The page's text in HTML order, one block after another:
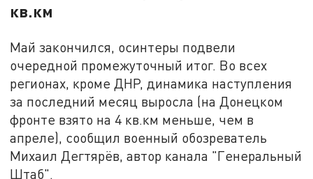
кв.км
Май закончился, осинтеры подвели
очередной промежуточный итог. Во всех
регионах, кроме ДНР, динамика наступления
за последний месяц выросла (на Донецком
фронте взято на 4 кв.км меньше, чем в
апреле), сообщил военный обозреватель
Михаил Дегтярёв, автор канала "Генеральный
Штаб".